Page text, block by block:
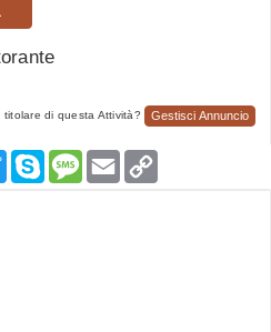
titolare di questa Attività? Gestisci Annuncio
TwitterSkypeMessage
Email